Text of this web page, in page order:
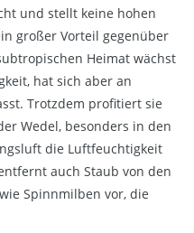
und stellt keine hohen
großer Vorteil gegenüber
Heimat wächst
hat sich aber an
Trotzdem profitiert sie
Wedel, besonders in den
die Luftfeuchtigkeit
auch Staub von den
Spinnmilben vor, die